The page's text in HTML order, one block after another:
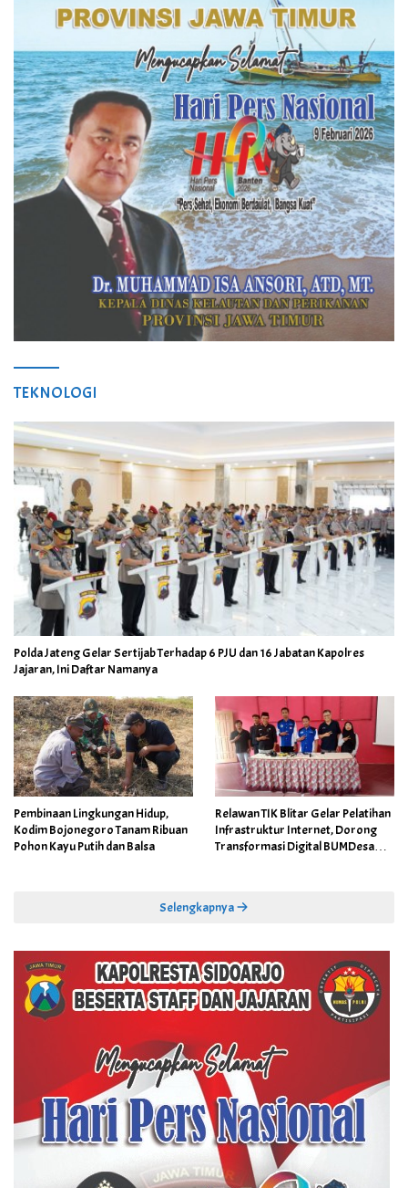
TEKNOLOGI
Polda Jateng Gelar Sertijab Terhadap 6 PJU dan 16 Jabatan Kapolres
Jajaran, Ini Daftar Namanya
Pembinaan Lingkungan Hidup,
Kodim Bojonegoro Tanam Ribuan
Pohon Kayu Putih dan Balsa
Relawan TIK Blitar Gelar Pelatihan
Infrastruktur Internet, Dorong
Transformasi Digital BUMDesa
Selengkapnya